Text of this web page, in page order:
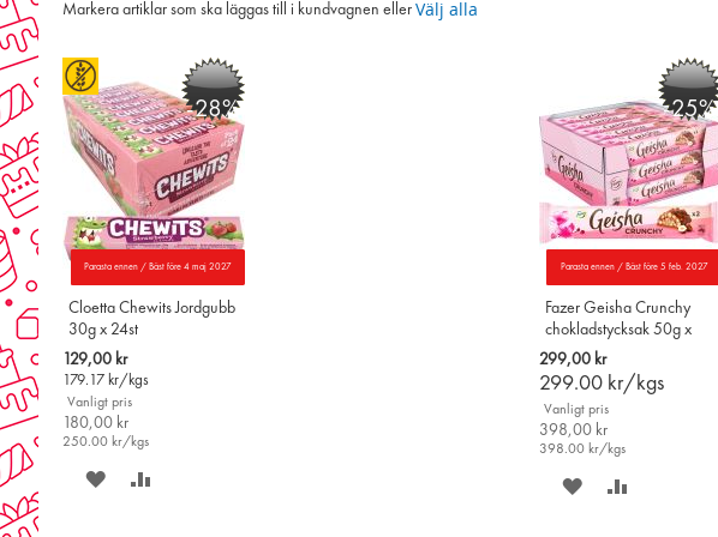
Markera artiklar som ska läggas till i kundvagnen eller Välj alla
Parasta ennen / Bäst före 4 maj 2027
-28%
Cloetta Chewits Jordgubb
30g x 24st
Special
Price
129,00 kr
179.17 kr/kgs
Vanligt pris
180,00 kr
250.00 kr/kgs
SPARA
-25%
Parasta ennen / Bäst före 5 feb. 2027
Fazer Geisha Crunchy
chokladstycksak 50g x
20st
299,00 kr
299.00 kr/kgs
Vanligt pris
398,00 kr
398.00 kr/kgs
SPARA